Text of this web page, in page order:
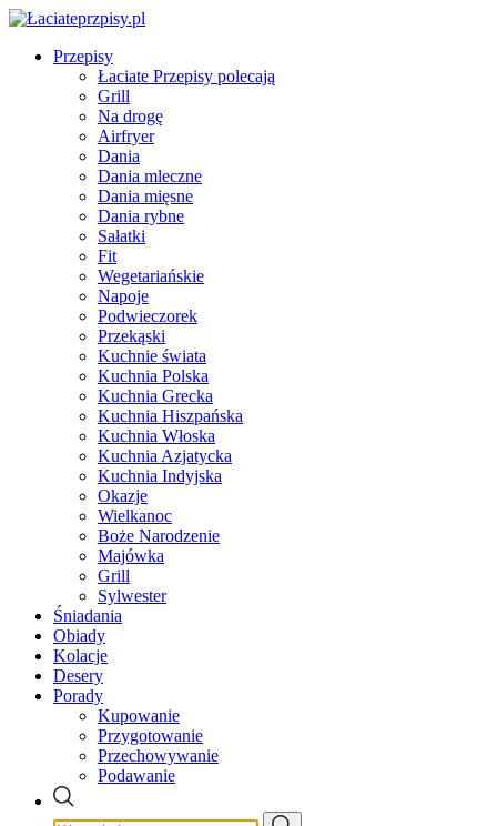
Przepisy
Łaciate Przepisy polecają
Grill
Na drogę
Airfryer
Dania
Dania mleczne
Dania mięsne
Dania rybne
Sałatki
Fit
Wegetariańskie
Napoje
Podwieczorek
Przekąski
Kuchnie świata
Kuchnia Polska
Kuchnia Grecka
Kuchnia Hiszpańska
Kuchnia Włoska
Kuchnia Azjatycka
Kuchnia Indyjska
Okazje
Wielkanoc
Boże Narodzenie
Majówka
Grill
Sylwester
Śniadania
Obiady
Kolacje
Desery
Porady
Kupowanie
Przygotowanie
Przechowywanie
Podawanie